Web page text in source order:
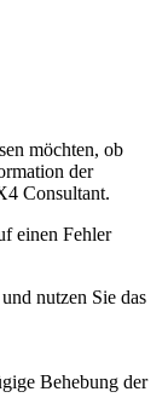
möchten, ob
der
Consultant.
einen Fehler
nutzen Sie das
Behebung der